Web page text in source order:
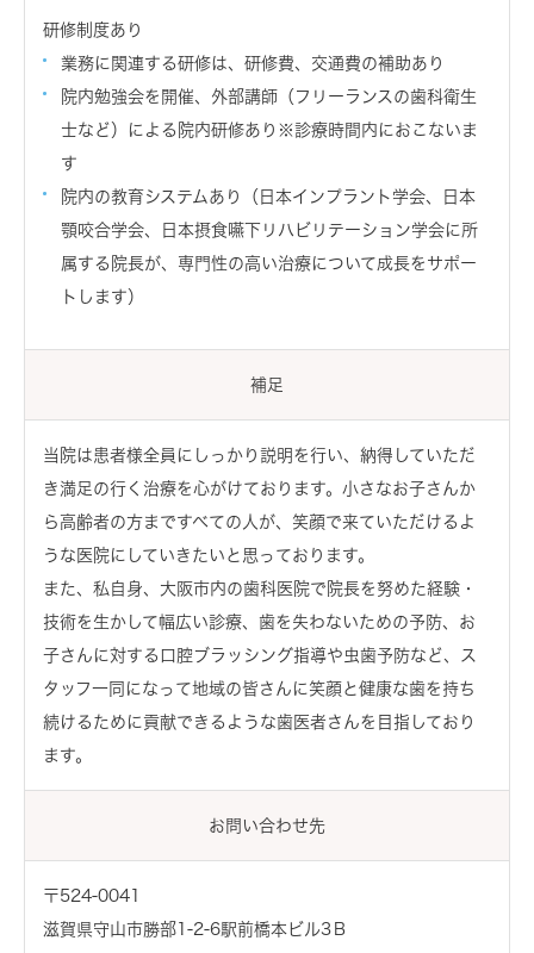
研修制度あり
業務に関連する研修は、研修費、交通費の補助あり
院内勉強会を開催、外部講師（フリーランスの歯科衛生
士など）による院内研修あり※診療時間内におこないま
す
院内の教育システムあり（日本インプラント学会、日本
顎咬合学会、日本摂食嚥下リハビリテーション学会に所
属する院長が、専門性の高い治療について成長をサポー
トします）
補足
当院は患者様全員にしっかり説明を行い、納得していただ
き満足の行く治療を心がけております。小さなお子さんか
ら高齢者の方まですべての人が、笑顔で来ていただけるよ
うな医院にしていきたいと思っております。
また、私自身、大阪市内の歯科医院で院長を努めた経験・
技術を生かして幅広い診療、歯を失わないための予防、お
子さんに対する口腔ブラッシング指導や虫歯予防など、ス
タッフ一同になって地域の皆さんに笑顔と健康な歯を持ち
続けるために貢献できるような歯医者さんを目指しており
ます。
お問い合わせ先
〒524-0041
滋賀県守山市勝部1-2-6駅前橋本ビル3Ｂ